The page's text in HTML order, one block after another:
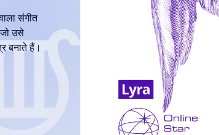
संगीत
उसे
बनाते हैं।